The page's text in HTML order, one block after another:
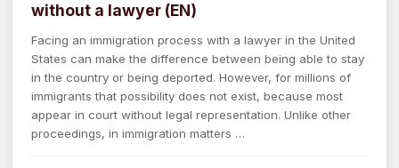
without a lawyer (EN)
Facing an immigration process with a lawyer in the United
States can make the difference between being able to stay
in the country or being deported. However, for millions of
immigrants that possibility does not exist, because most
appear in court without legal representation. Unlike other
proceedings, in immigration matters …